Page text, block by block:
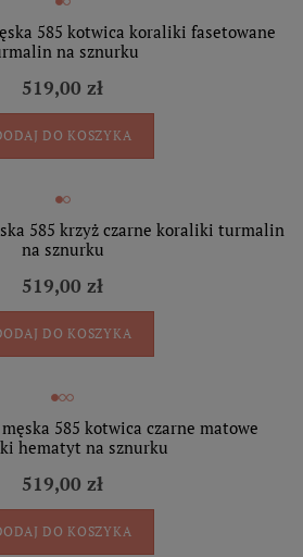
585 kotwica koraliki fasetowane
na sznurku
519,00 zł
DO KOSZYKA
585 krzyż czarne koraliki turmalin
na sznurku
519,00 zł
DO KOSZYKA
585 kotwica czarne matowe
hematyt na sznurku
519,00 zł
DO KOSZYKA